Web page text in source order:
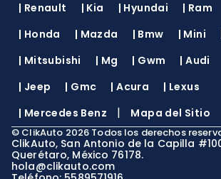
| Renault | Kia | Hyundai | Ram
| Honda | Mazda | Bmw | Mini
| Mitsubishi | Mg | Gwm |Audi
| Jeep | Gmc |Acura | Lexus
| Mercedes Benz | Mapa del Sitio
© ClikAuto 2026 Todos los derechos
ClikAuto, San Antonio de la Capilla
Querétaro, México 76178.
hola@clikauto.com